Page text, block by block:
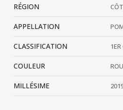
RÉGION
APPELLATION
CLASSIFICATION 1ER
COULEUR
MILLÉSIME